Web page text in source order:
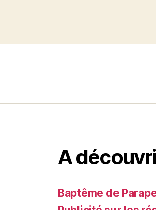
A
Baptême de